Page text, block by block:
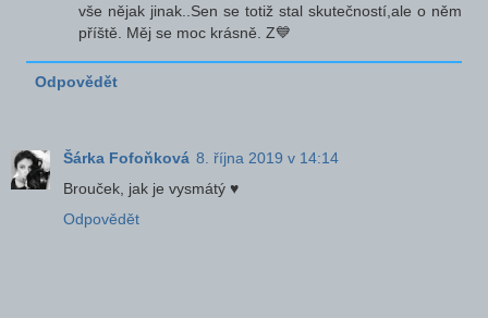
vše nějak jinak..Sen se totiž stal skutečností,ale o něm
příště. Měj se moc krásně. Z💙
Odpovědět
Šárka Fofoňková 8. října 2019 v 14:14
Brouček, jak je vysmátý ♥
Odpovědět